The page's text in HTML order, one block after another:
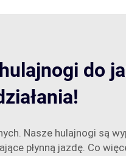
do
Nasze hulajnogi są
płynną jazdę. Co